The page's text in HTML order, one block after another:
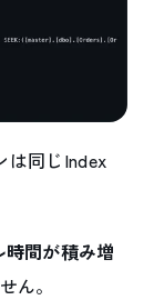
は同じIndex
時間が積み増
ん。